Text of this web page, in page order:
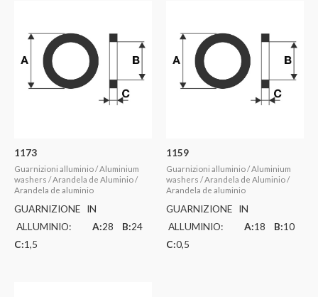
1173
Guarnizioni alluminio / Aluminium
washers / Arandela de Aluminio /
Arandela de aluminio
GUARNIZIONE IN
ALLUMINIO: A:28 B:24
C:1,5
1159
Guarnizioni alluminio / Aluminium
washers / Arandela de Aluminio /
Arandela de aluminio
GUARNIZIONE IN
ALLUMINIO: A:18 B:10
C:0,5